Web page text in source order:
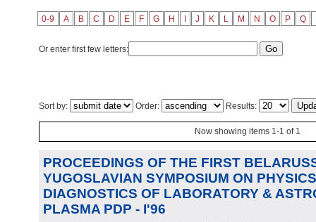
0-9 A B C D E F G H J K L M N O P Q
Or enter first few letters:
Sort by: Order: Results:
Now showing items 1-1 of 1
PROCEEDINGS OF THE FIRST
YUGOSLAVIAN SYMPOSIUM ON
DIAGNOSTICS OF LABORATORY &
PLASMA PDP - I'96